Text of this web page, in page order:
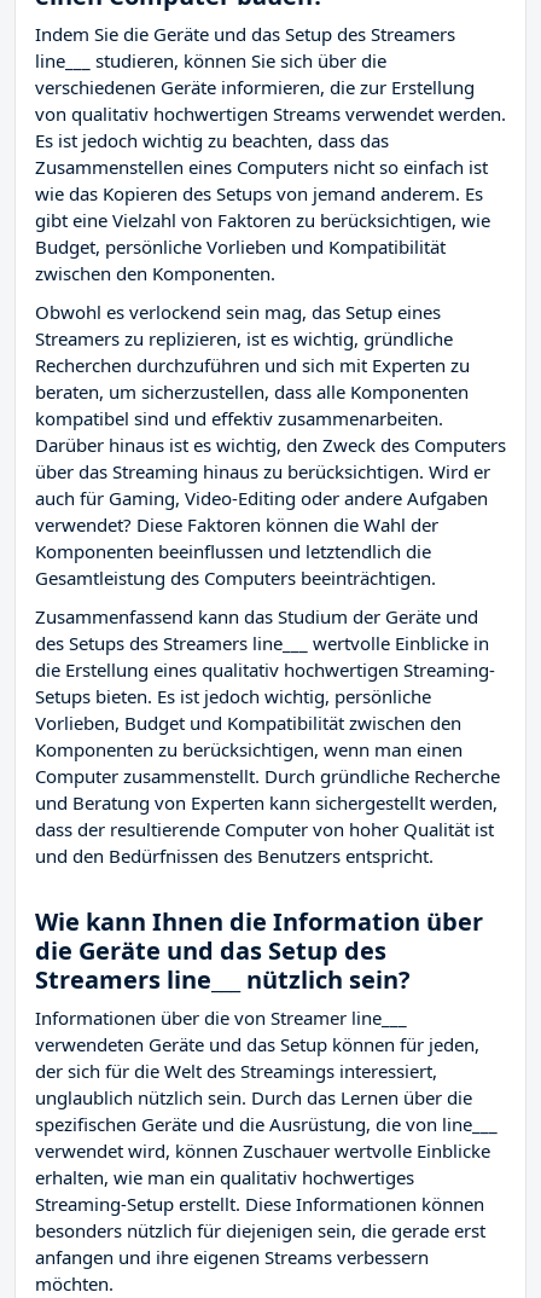
Indem Sie die Geräte und das Setup des Streamers
line___ studieren, können Sie sich über die
verschiedenen Geräte informieren, die zur Erstellung
von qualitativ hochwertigen Streams verwendet werden.
Es ist jedoch wichtig zu beachten, dass das
Zusammenstellen eines Computers nicht so einfach ist
wie das Kopieren des Setups von jemand anderem. Es
gibt eine Vielzahl von Faktoren zu berücksichtigen, wie
Budget, persönliche Vorlieben und Kompatibilität
zwischen den Komponenten.
Obwohl es verlockend sein mag, das Setup eines
Streamers zu replizieren, ist es wichtig, gründliche
Recherchen durchzuführen und sich mit Experten zu
beraten, um sicherzustellen, dass alle Komponenten
kompatibel sind und effektiv zusammenarbeiten.
Darüber hinaus ist es wichtig, den Zweck des Computers
über das Streaming hinaus zu berücksichtigen. Wird er
auch für Gaming, Video-Editing oder andere Aufgaben
verwendet? Diese Faktoren können die Wahl der
Komponenten beeinflussen und letztendlich die
Gesamtleistung des Computers beeinträchtigen.
Zusammenfassend kann das Studium der Geräte und
des Setups des Streamers line___ wertvolle Einblicke in
die Erstellung eines qualitativ hochwertigen Streaming-
Setups bieten. Es ist jedoch wichtig, persönliche
Vorlieben, Budget und Kompatibilität zwischen den
Komponenten zu berücksichtigen, wenn man einen
Computer zusammenstellt. Durch gründliche Recherche
und Beratung von Experten kann sichergestellt werden,
dass der resultierende Computer von hoher Qualität ist
und den Bedürfnissen des Benutzers entspricht.
Wie kann Ihnen die Information über
die Geräte und das Setup des
Streamers line___ nützlich sein?
Informationen über die von Streamer line___
verwendeten Geräte und das Setup können für jeden,
der sich für die Welt des Streamings interessiert,
unglaublich nützlich sein. Durch das Lernen über die
spezifischen Geräte und die Ausrüstung, die von line___
verwendet wird, können Zuschauer wertvolle Einblicke
erhalten, wie man ein qualitativ hochwertiges
Streaming-Setup erstellt. Diese Informationen können
besonders nützlich für diejenigen sein, die gerade erst
anfangen und ihre eigenen Streams verbessern
möchten.